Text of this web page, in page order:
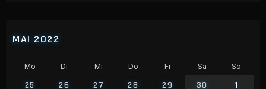
MAI 2022
Mo Di Mi Do Fr Sa So
25 26 27 28 29 30
1